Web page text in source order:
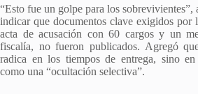
“Esto fue un golpe para los
indicar que documentos clave exigidos por
acta de acusación con 60 cargos y un
fiscalía, no fueron publicados. Agregó
radica en los tiempos de entrega, sino
como una “ocultación selectiva”.